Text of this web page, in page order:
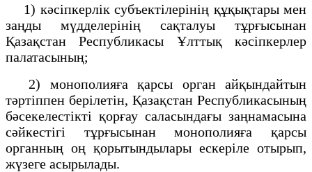
1) кәсіпкерлік субъектілерінің құқықтары мен
заңды мүдделерінің сақталуы тұрғысынан
Қазақстан Республикасы Ұлттық кәсіпкерлер
палатасының;
2) монополияға қарсы орган айқындайтын
тәртіппен берілетін, Қазақстан Республикасының
бәсекелестікті қорғау саласындағы заңнамасына
сәйкестігі тұрғысынан монополияға қарсы
органның оң қорытындылары ескеріле отырып,
жүзеге асырылады.